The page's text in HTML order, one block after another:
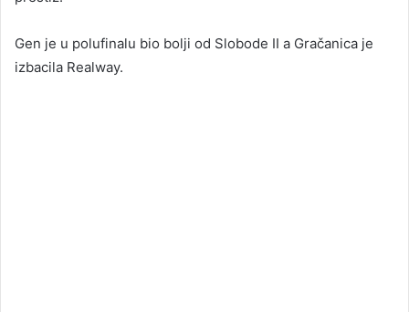
Gen je u polufinalu bio bolji od Slobode II a Gračanica je
izbacila Realway.